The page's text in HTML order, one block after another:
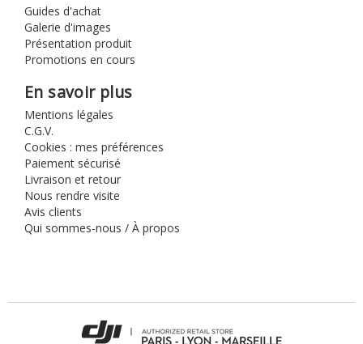
Guides d'achat
Galerie d'images
Présentation produit
Promotions en cours
En savoir plus
Mentions légales
C.G.V.
Cookies : mes préférences
Paiement sécurisé
Livraison et retour
Nous rendre visite
Avis clients
Qui sommes-nous / À propos